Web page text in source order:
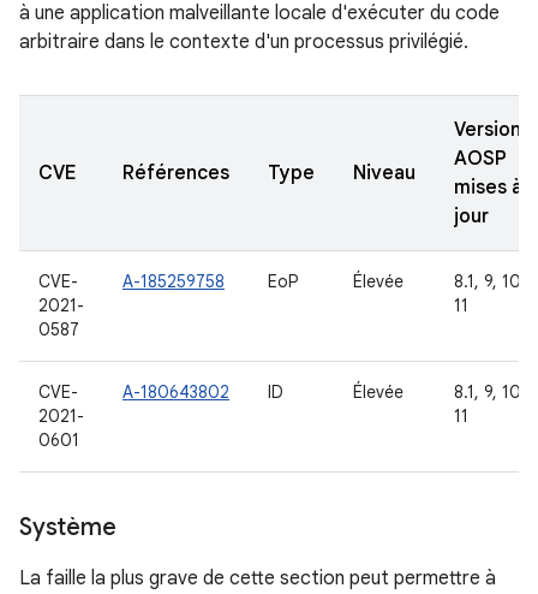
à une application malveillante locale d'exécuter du code
arbitraire dans le contexte d'un processus privilégié.
CVE Références Type Niveau
Versions
AOSP
mises à
jour
CVE-
2021-
0587
A-185259758 EoP Élevée
8.1, 9, 10,
11
CVE-
2021-
0601
A-180643802 ID Élevée
8.1, 9, 10,
11
Système
La faille la plus grave de cette section peut permettre à